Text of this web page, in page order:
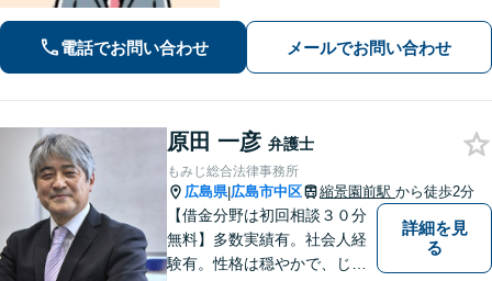
請求など【相続・遺言】料金は明確に
細かく設定【初回相談無料】
電話でお問い合わせ メールでお問い合わせ
原田 一彦 弁護士
もみじ総合法律事務所
広島県|広島市中区 縮景園前駅 から徒歩2分
【借金分野は初回相談３０分
無料】多数実績有。社会人経
験有。性格は穏やかで、じっ
詳細を見
る